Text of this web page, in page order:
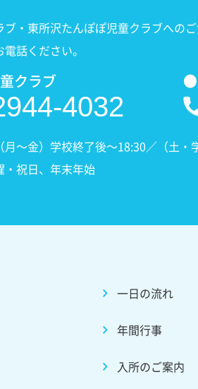
・東所沢たんぽぽ児童クラブへのご
話ください。
クラブ
4032
●
月〜金）学校終了後〜18:30／（土
・祝日、年末年始
一日の流れ
年間行事
入所のご案内